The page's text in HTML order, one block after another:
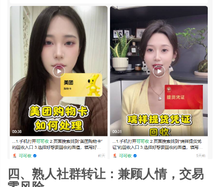
四、熟人社群转让：兼顾人情，交易